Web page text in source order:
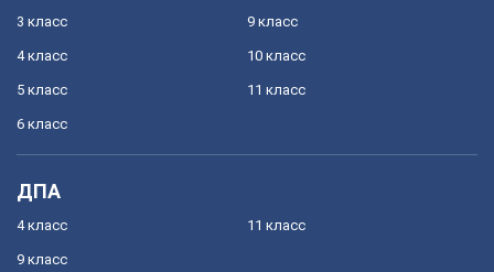
3 класс
4 класс
5 класс
6 класс
9 класс
10 класс
11 класс
ДПА
4 класс
9 класс
11 класс